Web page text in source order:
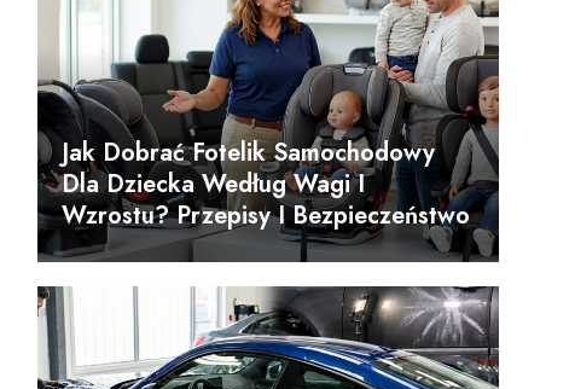
Jak Dobrać Fotelik Samochodowy
Dla Dziecka Według Wagi I
Wzrostu? Przepisy I Bezpieczeństwo